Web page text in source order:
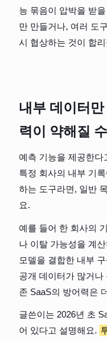
능 묶음이 압박을 받
만 만들거나, 여러 도
시 협상하는 것이 합
내부 데이터
력이 약해질
예측 기능을 제공한다
특정 회사의 내부 기
하는 도구라면, 일반
요.
예를 들어 한 회사의
나 이탈 가능성을 계
모델을 결합한 내부
공개 데이터가 많거나
존 SaaS의 방어력은
글쓴이는 2026년 초
어 있다고 설명해요.